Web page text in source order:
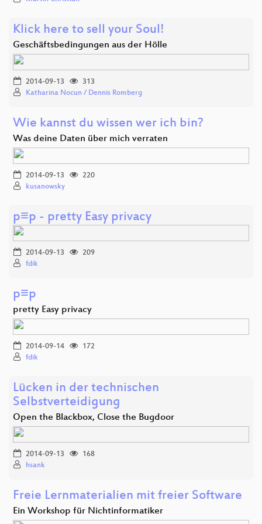
Klick here to sell your Soul!
Geschäftsbedingungen aus der Hölle
2014-09-13
313
Katharina Nocun / Dennis Romberg
Wie kannst du wissen wer ich bin?
Was deine Daten über mich verraten
2014-09-13
220
kusanowsky
p≡p - pretty Easy privacy
2014-09-13
209
fdik
p≡p
pretty Easy privacy
2014-09-14
172
fdik
Lücken in der technischen
Selbstverteidigung
Open the Blackbox, Close the Bugdoor
2014-09-13
168
hsank
Freie Lernmaterialien mit freier Software
Ein Workshop für Nichtinformatiker